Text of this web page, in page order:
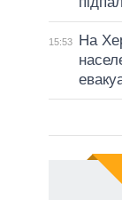
15:53
На